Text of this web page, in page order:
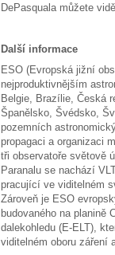
DePasquala můžete
Další informace
ESO (Evropská jižní
nejproduktivnějším
Belgie, Brazílie, Česká
Španělsko, Švédsko,
pozemních
propagaci a organizaci
tři observatoře světově
Paranalu se nachází
pracující ve viditelném
Zároveň je ESO
budovaného na planině
dalekohledu (E-ELT),
viditelném oboru záření